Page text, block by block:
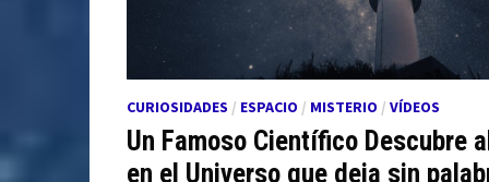
CURIOSIDADES / ESPACIO / MISTERIO / VÍDEOS
Un Famoso Científico Descubre
en el Universo que deja sin